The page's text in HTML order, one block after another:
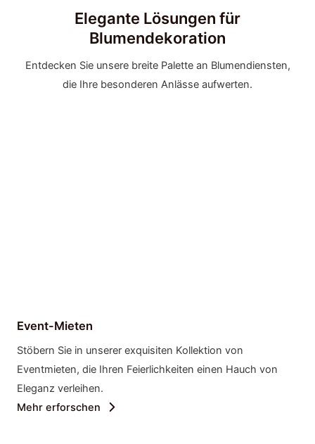
Elegante Lösungen für
Blumendekoration
Entdecken Sie unsere breite Palette an Blumendiensten,
die Ihre besonderen Anlässe aufwerten.
Event-Mieten
Stöbern Sie in unserer exquisiten Kollektion von
Eventmieten, die Ihren Feierlichkeiten einen Hauch von
Eleganz verleihen.
Mehr erforschen